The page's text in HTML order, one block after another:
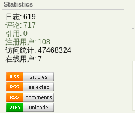
Statistics
日志: 619
评论: 717
引用: 0
注册用户: 108
访问统计: 47468324
在线用户: 7